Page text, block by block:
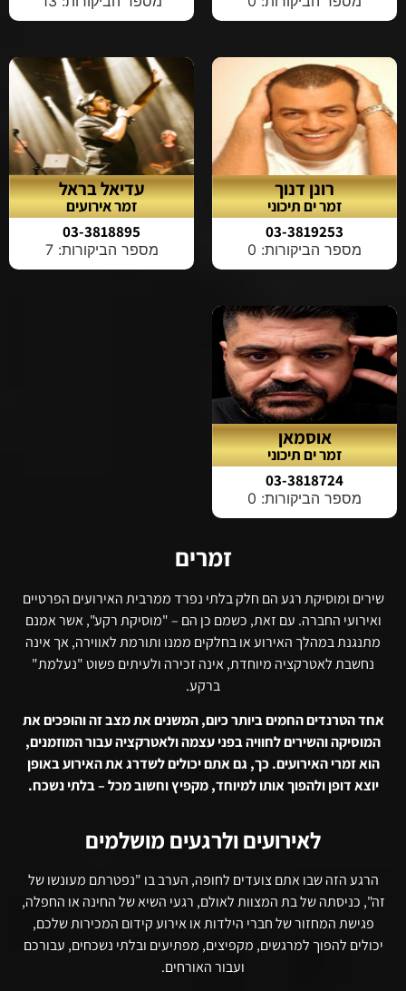
רונן דנוך
זמר ים תיכוני
03-3819253
מספר הביקורות: 0
עדיאל בראל
זמר אירועים
03-3818895
מספר הביקורות: 7
אוסמאן
זמר ים תיכוני
03-3818724
מספר הביקורות: 0
זמרים
שירים ומוסיקת רגע הם חלק בלתי נפרד ממרבית האירועים הפרטיים
ואירועי החברה. עם זאת, כשמם כן הם – "מוסיקת רקע", אשר אמנם
מתנגנת במהלך האירוע או בחלקים ממנו ותורמת לאווירה, אך אינה
נחשבת לאטרקציה מיוחדת, אינה זכירה ולעיתים פשוט "נעלמת"
ברקע.
אחד הטרנדים החמים ביותר כיום, המשנים את מצב זה והופכים את
המוסיקה והשירים לחוויה בפני עצמה ולאטרקציה עבור המוזמנים,
הוא זמרי האירועים. כך, גם אתם יכולים לשדרג את האירוע באופן
יוצא דופן ולהפוך אותו למיוחד, מקפיץ וחשוב מכל – בלתי נשכח.
לאירועים ולרגעים מושלמים
הרגע הזה שבו אתם צועדים לחופה, הערב בו "נפטרתם מעונשו של
זה", כניסתה של בת המצוות לאולם, רגעי השיא של החינה או החפלה,
פגישת המחזור של חברי הילדות או אירוע קידום המכירות שלכם,
יכולים להפוך למרגשים, מקפיצים, מפתיעים ובלתי נשכחים, עבורכם
ועבור האורחים.